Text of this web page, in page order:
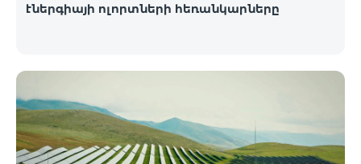
էներգիայի ոլորտների հեռանկարները